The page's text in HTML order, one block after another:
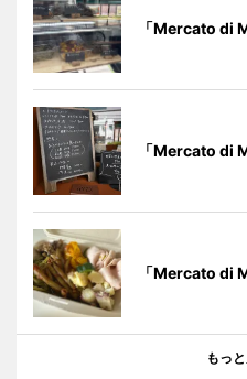
「Mercato di
「Mercato di
「Mercato di
もっ